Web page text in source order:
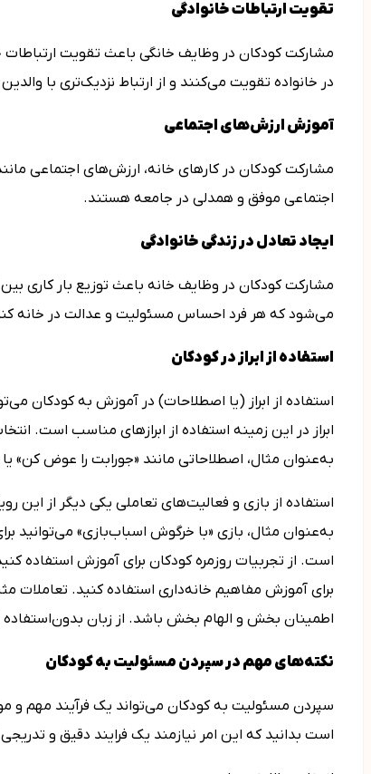
تقویت ارتباطات خانوادگی
مشارکت کودکان در وظایف خانگی باعث تقویت
در خانواده تقویت می‌کنند و از ارتباط نزدیک‌تری با
آموزش ارزش‌های اجتماعی
مشارکت کودکان در کارهای خانه، ارزش‌های اجتماعی
اجتماعی موفق و همدلی در جامعه هستند.
ایجاد تعادل در زندگی خانوادگی
مشارکت کودکان در وظایف خانه باعث توزیع بار کاری
می‌شود که هر فرد احساس مسئولیت و عدالت در خانه
استفاده از ابراز در کودکان
استفاده از ابراز (یا اصطلاحات) در آموزش به کودکان
ابراز در این زمینه استفاده از ابرازهای مناسب است.
به‌عنوان مثال، اصطلاحاتی مانند «جورابت را عوض کن»
استفاده از بازی و فعالیت‌های تعاملی یکی دیگر از این
به‌عنوان مثال، بازی «با خرگوش اسباب‌بازی» می‌توانید
است. از تجربیات روزمره کودکان برای آموزش استفاده
برای آموزش مفاهیم خانه‌داری استفاده کنید. تعاملات
اطمینان بخش و الهام بخش باشد. از زبان بدون‌استفاده
نکته­‌های مهم در سپردن مسئولیت به کودکان
سپردن مسئولیت به کودکان می‌تواند یک فرآیند مهم و
است بدانید که این امر نیازمند یک فرایند دقیق و